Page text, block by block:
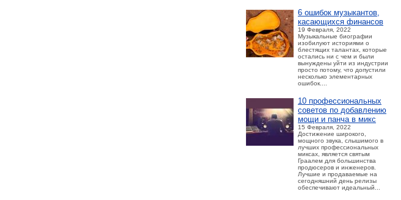
6 ошибок музыкантов,
касающихся финансов
19 Февраля, 2022
Музыкальные биографии
изобилуют историями о
блестящих талантах, которые
остались ни с чем и были
вынуждены уйти из индустрии
просто потому, что допустили
несколько элементарных
ошибок....
10 профессиональных
советов по добавлению
мощи и панча в микс
15 Февраля, 2022
Достижение широкого,
мощного звука, слышимого в
лучших профессиональных
миксах, является святым
Граалем для большинства
продюсеров и инженеров.
Лучшие и продаваемые на
сегодняшний день релизы
обеспечивают идеальный...